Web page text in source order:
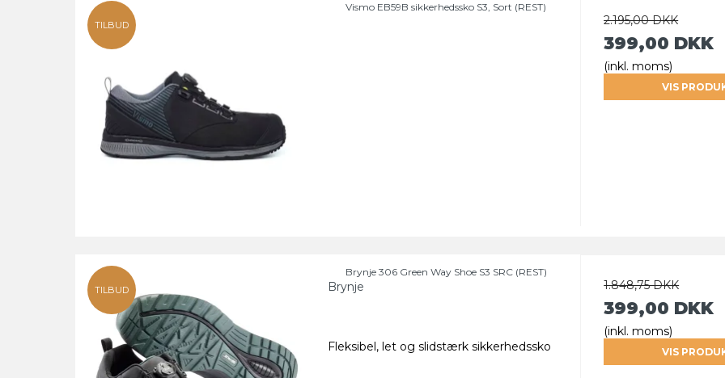
TILBUD
Vismo EB59B sikkerhedssko S3, Sort (REST)
2.195,00 DKK
399,00 DKK
(inkl. moms)
VIS
TILBUD
Brynje 306 Green Way Shoe S3 SRC (REST)
Brynje
Fleksibel, let og slidstærk sikkerhedssko
1.848,75 DKK
399,00 DKK
(inkl. moms)
VIS